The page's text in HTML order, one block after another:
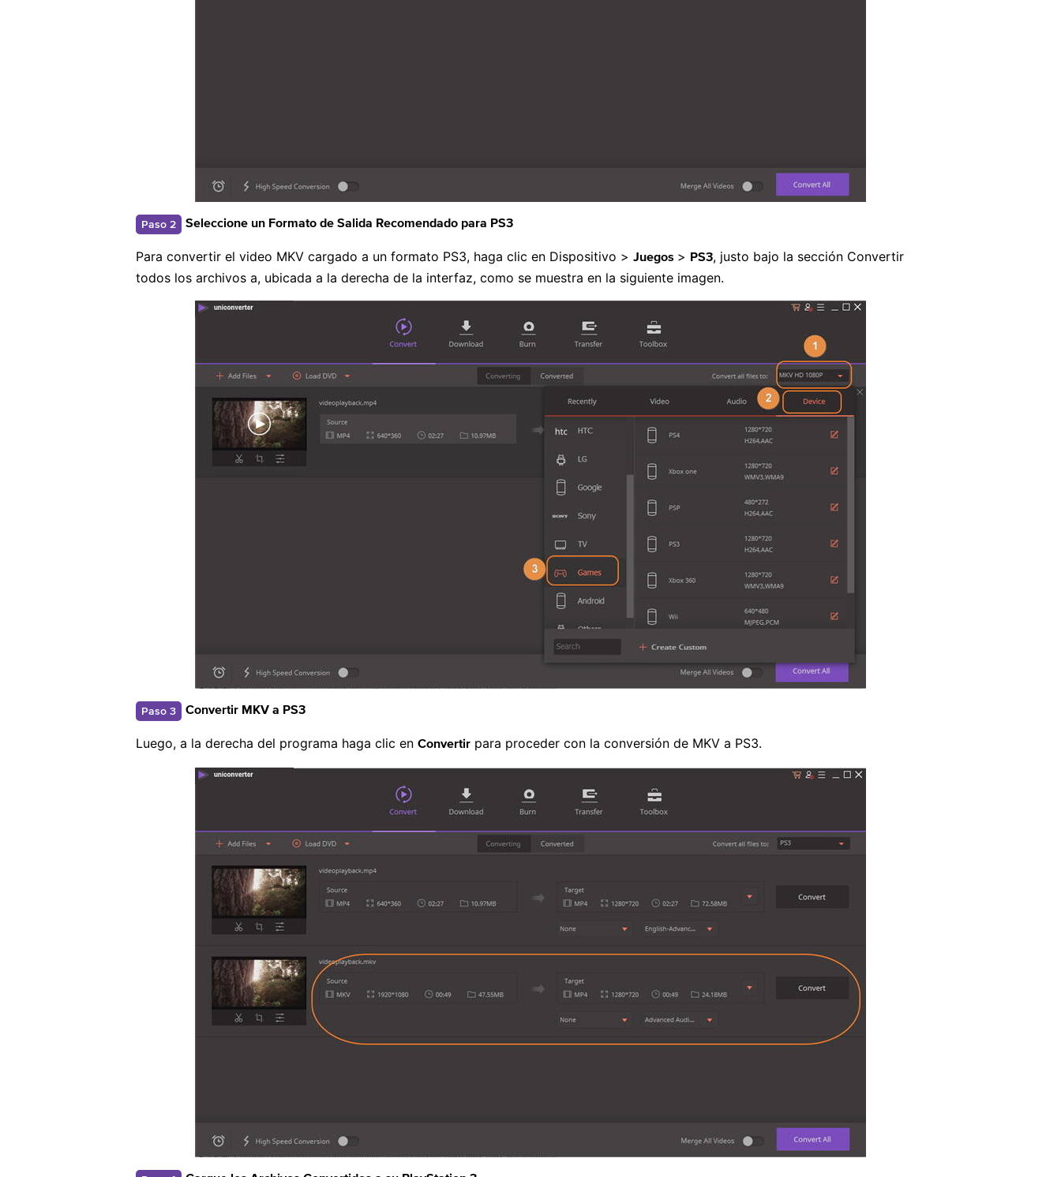
Paso 2 Seleccione un Formato de Salida Recomendado para PS3
Para convertir el video MKV cargado a un formato PS3, haga clic en Dispositivo > Juegos > PS3, justo bajo la sección Convertir
todos los archivos a, ubicada a la derecha de la interfaz, como se muestra en la siguiente imagen.
Paso 3 Convertir MKV a PS3
Luego, a la derecha del programa haga clic en Convertir para proceder con la conversión de MKV a PS3.